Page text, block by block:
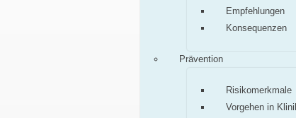
Empfehlungen
Konsequenzen
Prävention
Risikomerkmale
Vorgehen in